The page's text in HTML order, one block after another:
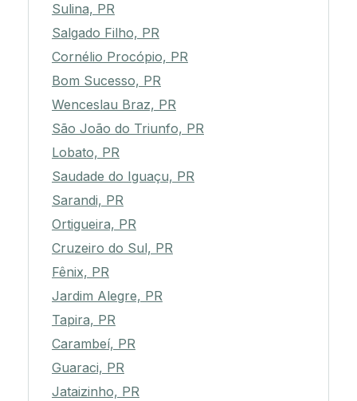
Sulina, PR
Salgado Filho, PR
Cornélio Procópio, PR
Bom Sucesso, PR
Wenceslau Braz, PR
São João do Triunfo, PR
Lobato, PR
Saudade do Iguaçu, PR
Sarandi, PR
Ortigueira, PR
Cruzeiro do Sul, PR
Fênix, PR
Jardim Alegre, PR
Tapira, PR
Carambeí, PR
Guaraci, PR
Jataizinho, PR